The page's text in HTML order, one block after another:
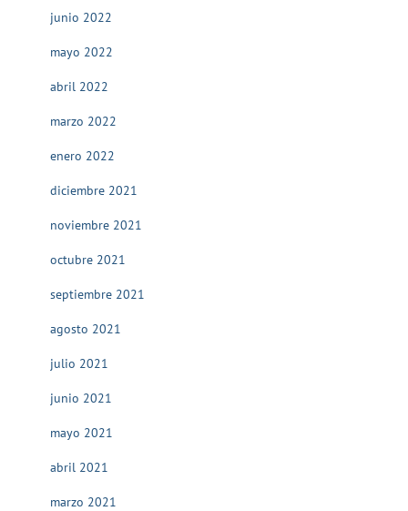
junio 2022
mayo 2022
abril 2022
marzo 2022
enero 2022
diciembre 2021
noviembre 2021
octubre 2021
septiembre 2021
agosto 2021
julio 2021
junio 2021
mayo 2021
abril 2021
marzo 2021